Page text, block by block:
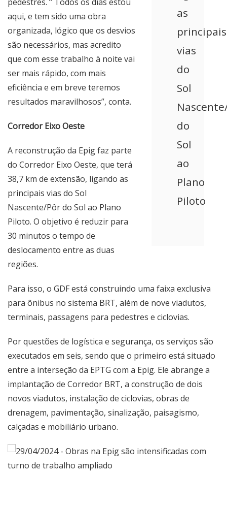
as
principais
vias
do
Sol
do
Sol
ao
Plano
Piloto
aqui, e tem sido uma obra
organizada, lógico que os desvios
são necessários, mas acredito
que com esse trabalho à noite vai
ser mais rápido, com mais
eficiência e em breve teremos
resultados maravilhosos”, conta.
Corredor Eixo Oeste
A reconstrução da Epig faz parte
do Corredor Eixo Oeste, que terá
38,7 km de extensão, ligando as
principais vias do Sol
Nascente/Pôr do Sol ao Plano
Piloto. O objetivo é reduzir para
30 minutos o tempo de
deslocamento entre as duas
regiões.
Para isso, o GDF está construindo uma faixa exclusiva
para ônibus no sistema BRT, além de nove viadutos,
terminais, passagens para pedestres e ciclovias.
Por questões de logística e segurança, os serviços são
executados em seis, sendo que o primeiro está situado
entre a interseção da EPTG com a Epig. Ele abrange a
implantação de Corredor BRT, a construção de dois
novos viadutos, instalação de ciclovias, obras de
drenagem, pavimentação, sinalização, paisagismo,
calçadas e mobiliário urbano.